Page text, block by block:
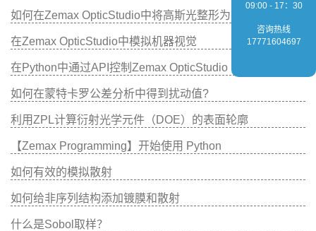
如何在Zemax OpticStudio中将高斯光整形为平顶光
在Zemax OpticStudio中模拟机器视觉
在Python中通过API控制Zemax OpticStudio
如何在蒙特卡罗公差分析中得到扰动值?
利用ZPL计算衍射光学元件（DOE）的表面轮廓
【Zemax Programming】开始使用 Python
如何有效的模拟散射
如何给非序列结构添加镀膜和散射
什么是Sobol取样？
09:00 - 17：30
咨询热线
17771604697